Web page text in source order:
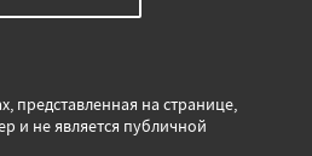
представленная на странице,
и не является публичной